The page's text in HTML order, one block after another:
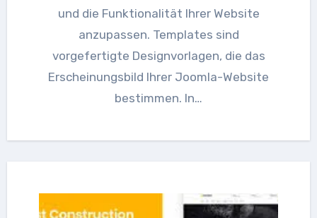
und die Funktionalität Ihrer Website
anzupassen. Templates sind
vorgefertigte Designvorlagen, die das
Erscheinungsbild Ihrer Joomla-Website
bestimmen. In…